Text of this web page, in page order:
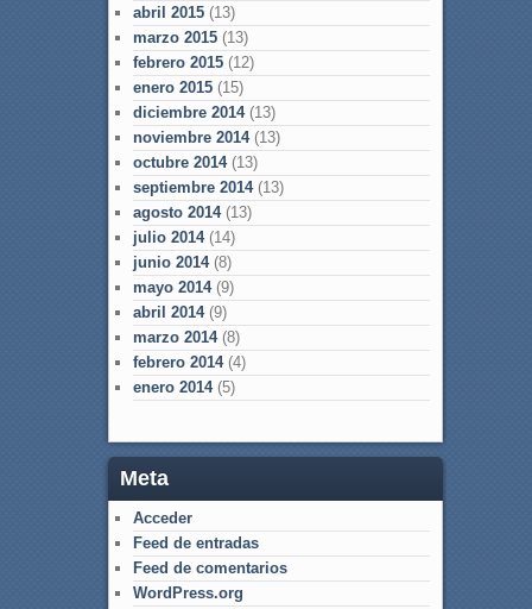
abril 2015(13)
marzo 2015(13)
febrero 2015(12)
enero 2015(15)
diciembre 2014(13)
noviembre 2014(13)
octubre 2014(13)
septiembre 2014(13)
agosto 2014(13)
julio 2014(14)
junio 2014(8)
mayo 2014(9)
abril 2014(9)
marzo 2014(8)
febrero 2014(4)
enero 2014(5)
Meta
Acceder
Feed de entradas
Feed de comentarios
WordPress.org